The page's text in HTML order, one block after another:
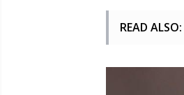
READ ALSO: